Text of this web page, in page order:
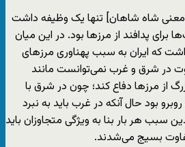
معنی شاه شاهان] تنها یک وظیفه داشت
برای پدافند از مرزها بود. در این میان
داشت که ایران به سبب پهناوری مرزهای
در شرق و غرب نمی‌توانست مانند
از مرزها دفاع کند؛ چون در شرق با
بود حال آنکه در غرب باید به نبرد
هر بار بنا به ویژگی متجاوزان باید
بسیج می‌شدند.